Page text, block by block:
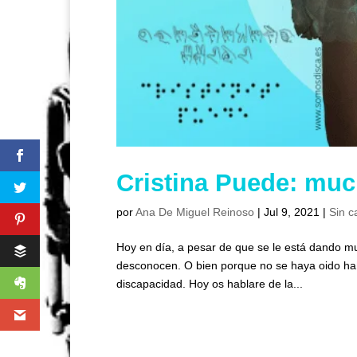
Cristina Puede:
porAna De Miguel Reinoso |Jul 9, 2021 | Sin
Hoy en día, a pesar de que se le está dando
desconocen. O bien porque no se haya oido
discapacidad. Hoy os hablare de la...